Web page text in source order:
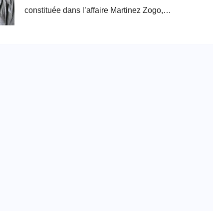
constituée dans l’affaire Martinez Zogo,…